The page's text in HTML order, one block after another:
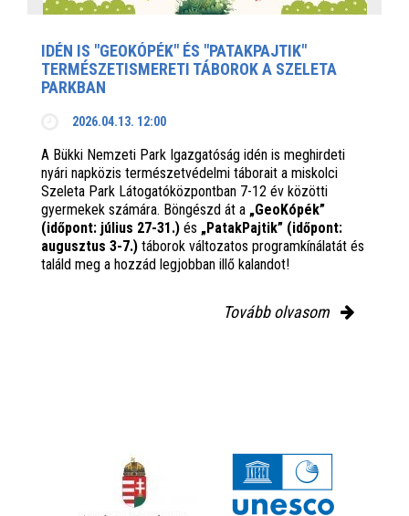
IDÉN IS "GEOKÓPÉK" ÉS "PATAKPAJTIK"
TERMÉSZETISMERETI TÁBOROK A SZELETA
PARKBAN
2026.04.13. 12:00
A Bükki Nemzeti Park Igazgatóság idén is meghirdeti
nyári napközis természetvédelmi táborait a miskolci
Szeleta Park Látogatóközpontban 7-12 év közötti
gyermekek számára. Böngészd át a „GeoKópék”
(időpont: július 27-31.) és „PatakPajtik” (időpont:
augusztus 3-7.) táborok változatos programkínálatát és
találd meg a hozzád legjobban illő kalandot!
Tovább olvasom